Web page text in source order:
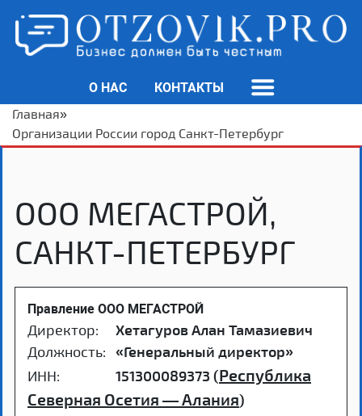
О НАС
КОНТАКТЫ
Главная»
Организации России город Санкт-Петербург
ООО МЕГАСТРОЙ,
САНКТ-ПЕТЕРБУРГ
Правление ООО МЕГАСТРОЙ
Директор:
Хетагуров Алан Тамазиевич
Должность: «Генеральный директор»
ИНН:
151300089373 (Республика
Северная Осетия — Алания)